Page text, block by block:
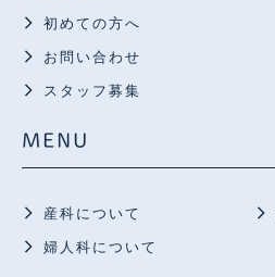
初めての方へ
お問い合わせ
スタッフ募集
MENU
産科について
婦人科について